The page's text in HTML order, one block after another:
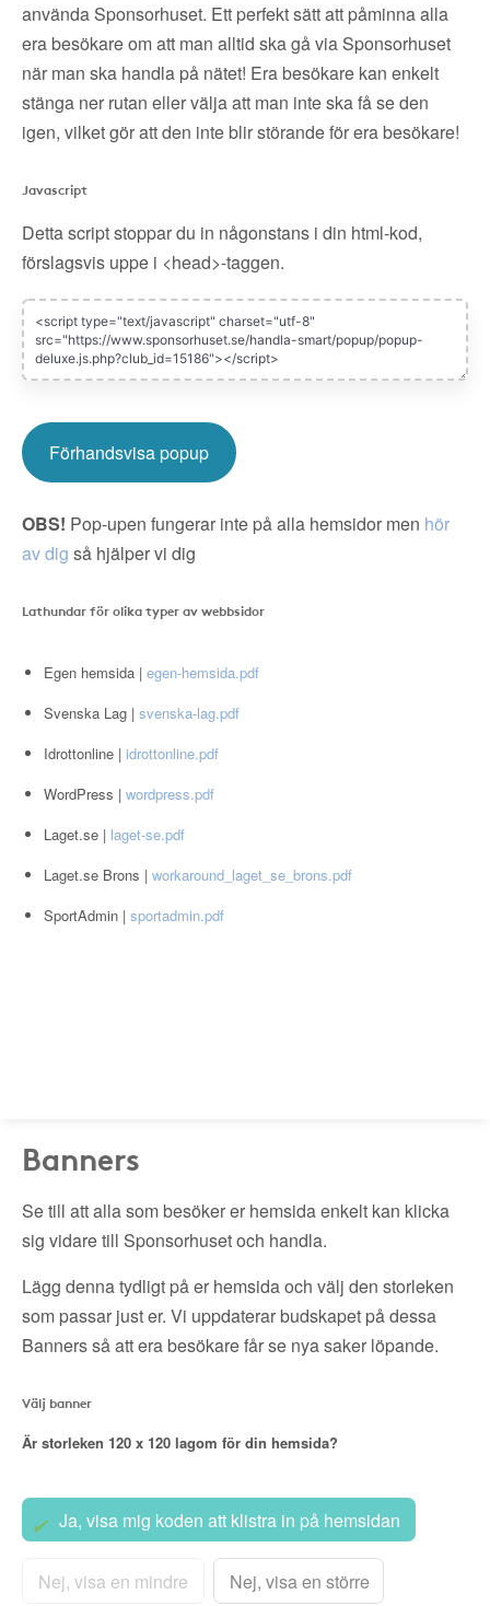
använda Sponsorhuset. Ett perfekt sätt att påminna alla
era besökare om att man alltid ska gå via Sponsorhuset
när man ska handla på nätet! Era besökare kan enkelt
stänga ner rutan eller välja att man inte ska få se den
igen, vilket gör att den inte blir störande för era besökare!
Javascript
Detta script stoppar du in någonstans i din html-kod,
förslagsvis uppe i <head>-taggen.
Förhandsvisa popup
OBS! Pop-upen fungerar inte på alla hemsidor men hör
av dig så hjälper vi dig
Lathundar för olika typer av webbsidor
Egen hemsida | egen-hemsida.pdf
Svenska Lag | svenska-lag.pdf
Idrottonline | idrottonline.pdf
WordPress | wordpress.pdf
Laget.se | laget-se.pdf
Laget.se Brons | workaround_laget_se_brons.pdf
SportAdmin | sportadmin.pdf
Banners
Se till att alla som besöker er hemsida enkelt kan klicka
sig vidare till Sponsorhuset och handla.
Lägg denna tydligt på er hemsida och välj den storleken
som passar just er. Vi uppdaterar budskapet på dessa
Banners så att era besökare får se nya saker löpande.
Välj banner
Är storleken 120 x 120 lagom för din hemsida?
Ja, visa mig koden att klistra in på hemsidan
Nej, visa en mindre Nej, visa en större